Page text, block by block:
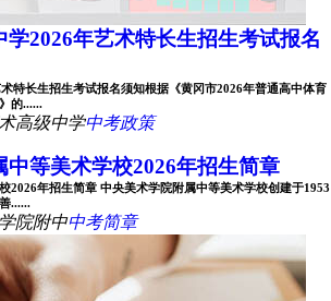
2026年艺术特长生招生考试报名
特长生招生考试报名须知根据《黄冈市2026年普通高中体育
的......
高级中学中考政策
中等美术学校2026年招生简章
2026年招生简章 中央美术学院附属中等美术学校创建于1953
......
院附中中考简章